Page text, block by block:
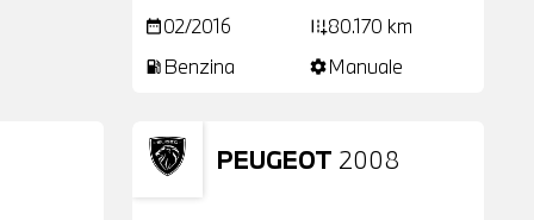
date_range02/2016 add_road80.170 km
local_gas_station Benzina settingsManuale
PEUGEOT 2008
Usato